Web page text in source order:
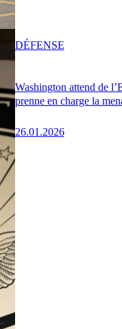
Washington attend de
prenne en charge la
26.01.2026
DÉFENSE